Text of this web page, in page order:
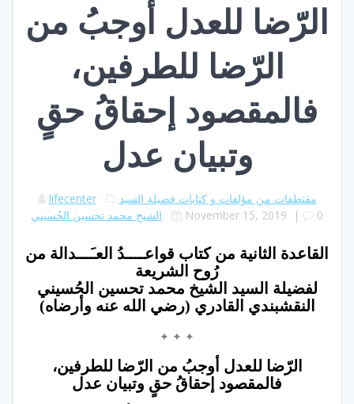
الرّضا للعدل أوجبُ من
الرّضا للطرفين،
فالمقصود إحقاقُ حقٍ
وتبيان عدل
lifecenter
مقتطفات من مؤلفات و كتابات فضيلة السيد
الشيخ محمد تحسين الحُسيني
November 15, 2019 | 0
القاعدة الثانية من كتاب قواعــــدُ العـَـــدالة من
رُوح الشريعة
لفضيلة السيد الشيخ محمد تحسين الحُسيني
النقشبندي القادري (رضي الله عنه وأرضاه)
✦ ✦ ✦
الرّضا للعدل أوجبُ من الرّضا للطرفين،
فالمقصود إحقاقُ حقٍ وتبيان عدل